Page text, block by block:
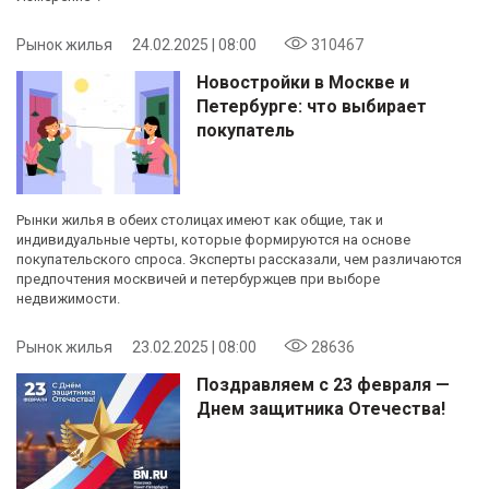
Рынок жилья 24.02.2025 | 08:00 310467
Новостройки в Москве и
Петербурге: что выбирает
покупатель
Рынки жилья в обеих столицах имеют как общие, так и
индивидуальные черты, которые формируются на основе
покупательского спроса. Эксперты рассказали, чем различаются
предпочтения москвичей и петербуржцев при выборе
недвижимости.
Рынок жилья 23.02.2025 | 08:00 28636
Поздравляем с 23 февраля —
Днем защитника Отечества!